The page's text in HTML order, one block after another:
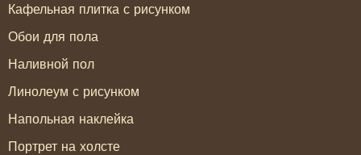
Кафельная плитка с рисунком
Обои для пола
Наливной пол
Линолеум с рисунком
Напольная наклейка
Портрет на холсте